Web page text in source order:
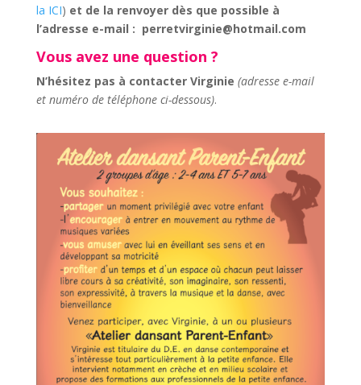
la ICI) et de la renvoyer dès que possible à
l’adresse e-mail : perretvirginie@hotmail.com
Vous avez une question ?
N’hésitez pas à contacter Virginie (adresse e-mail
et numéro de téléphone ci-dessous).